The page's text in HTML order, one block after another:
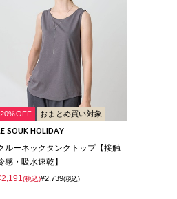
20%OFF おまとめ買い対象
SOUK HOLIDAY
ルーネックタンクトップ【接触
感・吸水速乾】
(税込)¥2,739(税込)